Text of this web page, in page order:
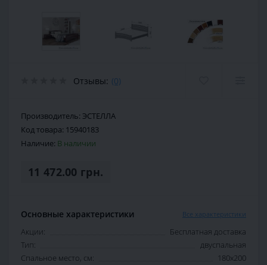
Отзывы: (0)
Производитель: ЭСТЕЛЛА
Код товара: 15940183
Наличие: В наличии
11 472.00 грн.
Основные характеристики Все характеристики
Акции:
Бесплатная доставка
Тип:
двуспальная
Спальное место, см:
180х200